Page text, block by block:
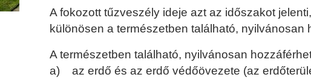
A fokozott tűzveszély ideje azt az időszakot
különösen a természetben található, nyilvánosan
A természetben található, nyilvánosan
a) az erdő és az erdő védőövezete (az